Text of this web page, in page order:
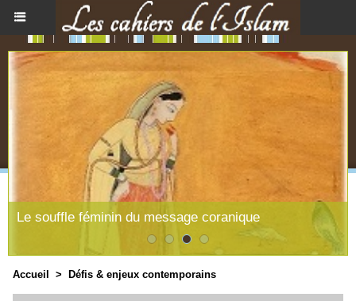
Le souffle féminin du message coranique
Accueil > Défis & enjeux contemporains